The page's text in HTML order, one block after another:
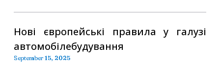
Нові європейські правила у галузі
автомобілебудування
September 15, 2025